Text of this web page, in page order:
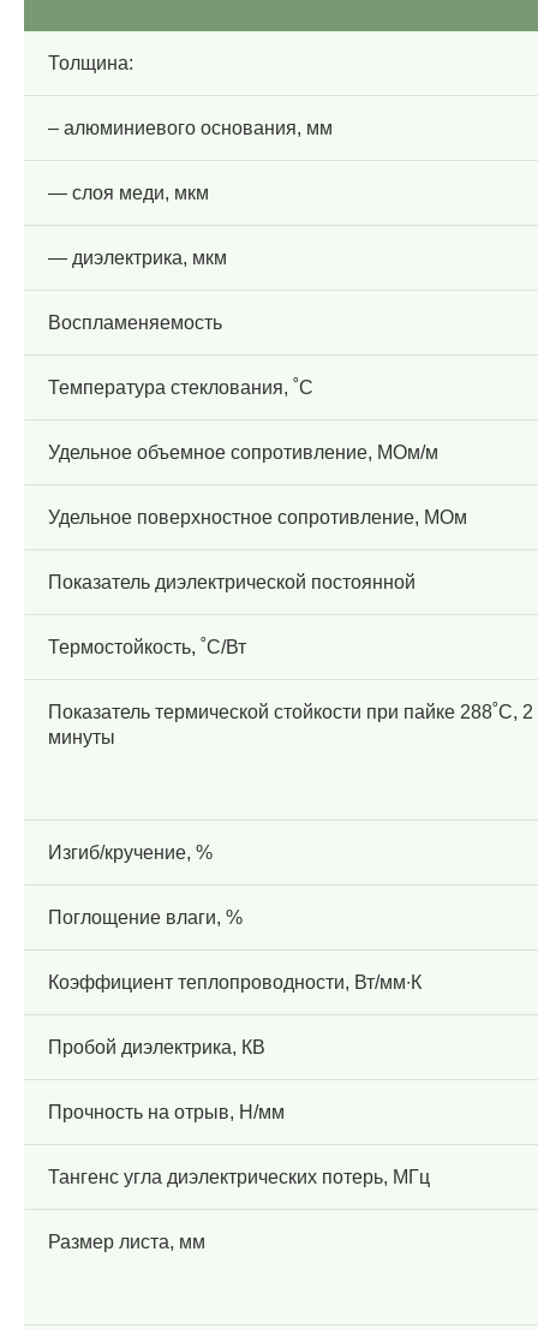
Толщина:
– алюминиевого основания, мм
— слоя меди, мкм
— диэлектрика, мкм
Воспламеняемость
Температура стеклования, ˚С
Удельное объемное сопротивление, МОм/м
Удельное поверхностное сопротивление, МОм
Показатель диэлектрической постоянной
Термостойкость, ˚С/Вт
Показатель термической стойкости при пайке 288˚С, 2
минуты
Изгиб/кручение, %
Поглощение влаги, %
Коэффициент теплопроводности, Вт/мм∙К
Пробой диэлектрика, КВ
Прочность на отрыв, Н/мм
Тангенс угла диэлектрических потерь, МГц
Размер листа, мм